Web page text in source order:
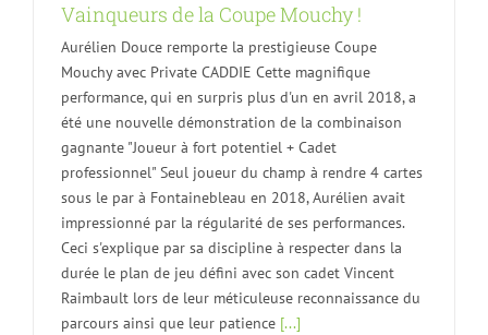
Vainqueurs de la Coupe Mouchy !
Aurélien Douce remporte la prestigieuse Coupe
Mouchy avec Private CADDIE Cette magnifique
performance, qui en surpris plus d'un en avril 2018, a
été une nouvelle démonstration de la combinaison
gagnante "Joueur à fort potentiel + Cadet
professionnel" Seul joueur du champ à rendre 4 cartes
sous le par à Fontainebleau en 2018, Aurélien avait
impressionné par la régularité de ses performances.
Ceci s'explique par sa discipline à respecter dans la
durée le plan de jeu défini avec son cadet Vincent
Raimbault lors de leur méticuleuse reconnaissance du
parcours ainsi que leur patience [...]